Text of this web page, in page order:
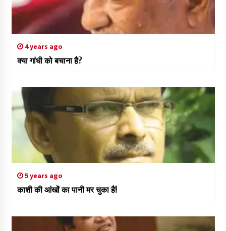
4 years ago
क्या गांधी को बचाना है?
5 years ago
काशी की आंखों का पानी मर चुका है!